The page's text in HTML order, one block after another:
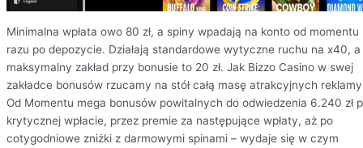
Minimalna wpłata owo 80 zł, a spiny wpadają na konto od momentu
razu po depozycie. Działają standardowe wytyczne ruchu na x40, a
maksymalny zakład przy bonusie to 20 zł. Jak Bizzo Casino w swej
zakładce bonusów rzucamy na stół całą masę atrakcyjnych
Od Momentu mega bonusów powitalnych do odwiedzenia 6.240 zł
krytycznej wpłacie, przez premie za następujące wpłaty, aż po
cotygodniowe zniżki z darmowymi spinami – wydaje się w czym